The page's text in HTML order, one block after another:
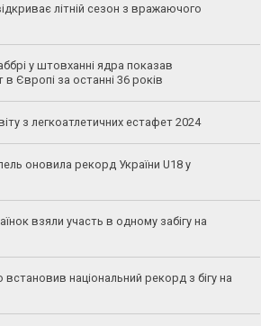
літній сезон з вражаючого
у штовханні ядра показав
Європі за останні 36 років
з легкоатлетичних естафет 2024
оновила рекорд України U18 у
взяли участь в одному забігу на
національний рекорд з бігу на